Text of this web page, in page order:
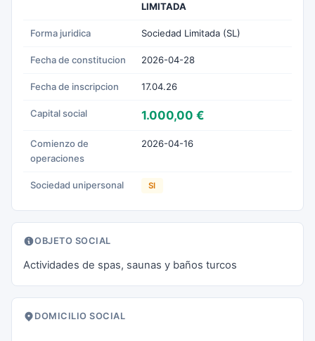
LIMITADA
Forma juridica Sociedad Limitada (SL)
Fecha de constitucion 2026-04-28
Fecha de inscripcion 17.04.26
Capital social 1.000,00 €
Comienzo de
operaciones
2026-04-16
Sociedad unipersonal SI
OBJETO SOCIAL
Actividades de spas, saunas y baños turcos
DOMICILIO SOCIAL